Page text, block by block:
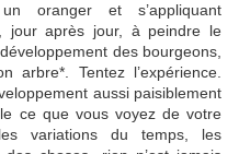
oranger et s’appliquant
jour après jour, à peindre le
des bourgeons,
Tentez l’expérience.
aussi paisiblement
ce que vous voyez de votre
variations du temps, les